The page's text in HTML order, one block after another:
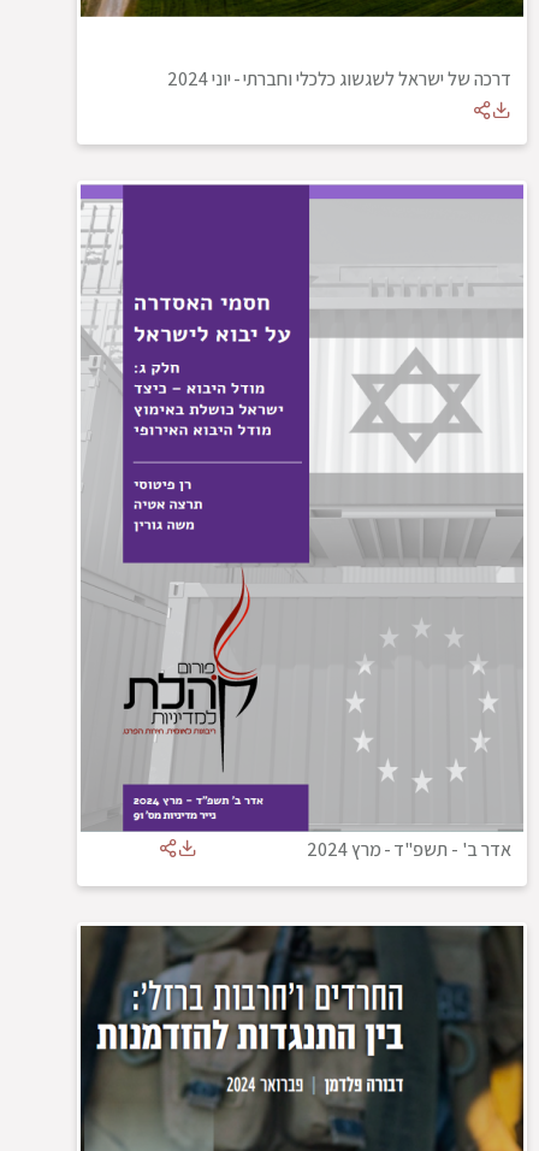
דרכה של ישראל לשגשוג כלכלי וחברתי-יוני 2024
אדר ב' - תשפ"ד-מרץ 2024